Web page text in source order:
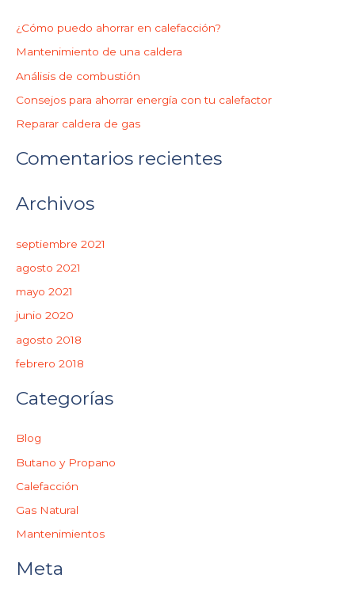
a
r
p
o
¿Cómo puedo ahorrar en calefacción?
Mantenimiento de una caldera
Análisis de combustión
Consejos para ahorrar energía con tu calefactor
Reparar caldera de gas
Comentarios recientes
Archivos
septiembre 2021
agosto 2021
mayo 2021
junio 2020
agosto 2018
febrero 2018
Categorías
Blog
Butano y Propano
Calefacción
Gas Natural
Mantenimientos
Meta